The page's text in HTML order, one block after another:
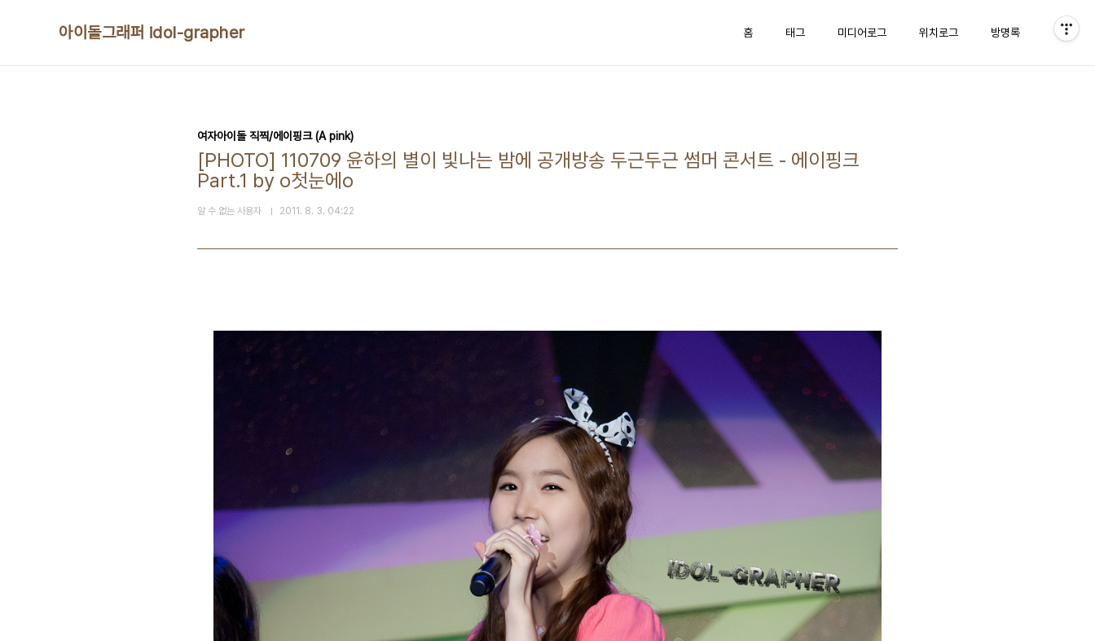
아이돌그래퍼 idol-grapher 홈 태그 미디어로그 위치로그 방명록
여자아이돌 직찍/에이핑크 (A pink)
[PHOTO] 110709 윤하의 별이 빛나는 밤에 공개방송 두근두근 썸머 콘서트 - 에이핑크
Part.1 by o첫눈에o
알 수 없는 사용자 2011. 8. 3. 04:22